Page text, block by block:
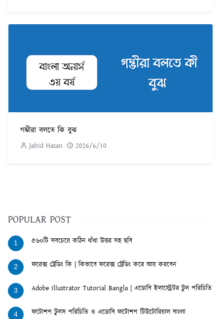
গম্ভীরা বলতে কি বুঝ
Jahid Hasan 2026/6/10
POPULAR POST
1 ৫৬০টি সবচেয়ে কঠিন ধাঁধা উত্তর সহ ছবি
2 ফরেক্স ট্রেডিং কি | কিভাবে ফরেক্স ট্রেডিং করে আয় করবেন
3 Adobe illustrator Tutorial Bangla | এডোবি ইলাস্ট্রেটর টুল পরিচিতি
4 ফটোশপ টুলস পরিচিতি ও এডোবি ফটোশপ টিউটোরিয়াল বাংলা